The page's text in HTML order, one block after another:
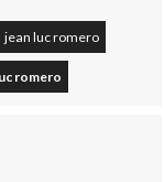
jean luc romero
romero